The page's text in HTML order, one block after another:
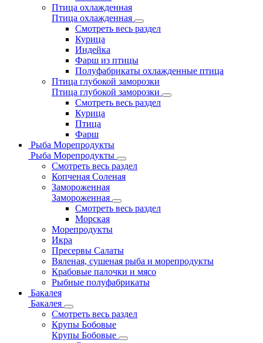
Птица охлажденная
Птица охлажденная
Смотреть весь раздел
Курица
Индейка
Фарш из птицы
Полуфабрикаты охлажденные птица
Птица глубокой заморозки
Птица глубокой заморозки
Смотреть весь раздел
Курица
Птица
Фарш
Рыба Морепродукты
Рыба Морепродукты
Смотреть весь раздел
Копченая Соленая
Замороженная
Замороженная
Смотреть весь раздел
Морская
Морепродукты
Икра
Пресервы Салаты
Вяленая, сушеная рыба и морепродукты
Крабовые палочки и мясо
Рыбные полуфабрикаты
Бакалея
Бакалея
Смотреть весь раздел
Крупы Бобовые
Крупы Бобовые